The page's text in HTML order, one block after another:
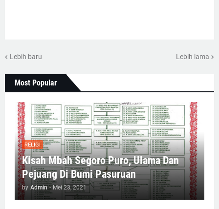
Lebih baru Lebih lama
Most Popular
RELIGI
Kisah Mbah Segoro Puro, Ulama Dan
Pejuang Di Bumi Pasuruan
by Admin - Mei 23, 2021